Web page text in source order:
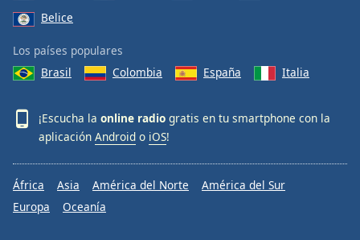
Belice
Los países populares
Brasil
Colombia España Italia
¡Escucha la online radio gratis en tu smartphone con la
aplicación Android o iOS!
África Asia América del Norte
América del Sur
Europa
Oceanía